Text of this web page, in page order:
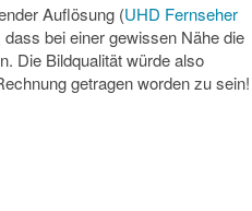
Auflösung (UHD Fernseher
bei einer gewissen Nähe die
Die Bildqualität würde also
getragen worden zu sein!